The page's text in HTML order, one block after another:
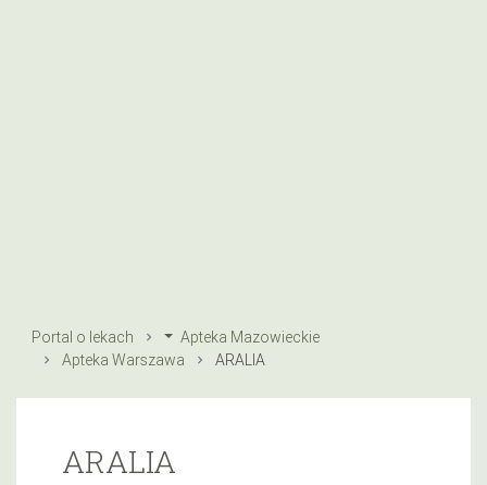
Portal o lekach
Apteka Mazowieckie
Apteka Warszawa
ARALIA
ARALIA